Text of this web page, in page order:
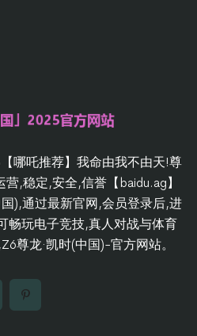
哪吒推荐】我命由我不由天!尊
,稳定,安全,信誉【baidu.ag】
),通过最新官网,会员登录后,进
畅玩电子竞技,真人对战与体育
尊龙·凯时(中国)-官方网站。